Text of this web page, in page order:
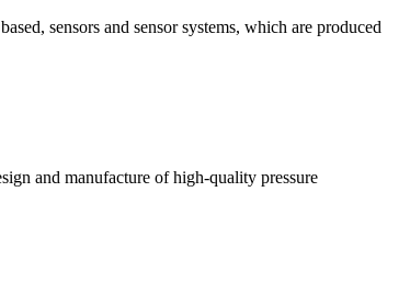
sensors and sensor systems, which are produced
and manufacture of high-quality pressure